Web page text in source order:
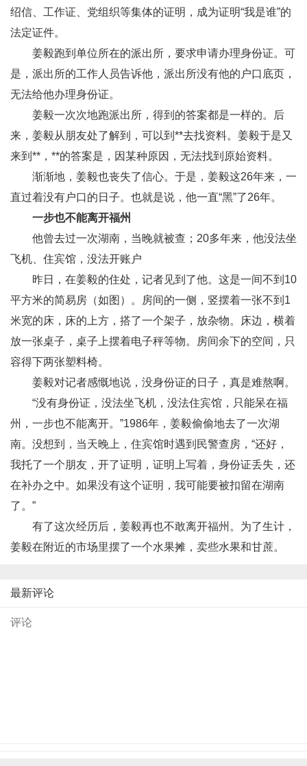
绍信、工作证、党组织等集体的证明，成为证明“我是谁”的
法定证件。
姜毅跑到单位所在的派出所，要求申请办理身份证。可
是，派出所的工作人员告诉他，派出所没有他的户口底页，
无法给他办理身份证。
姜毅一次次地跑派出所，得到的答案都是一样的。后
来，姜毅从朋友处了解到，可以到**去找资料。姜毅于是又
来到**，**的答案是，因某种原因，无法找到原始资料。
渐渐地，姜毅也丧失了信心。于是，姜毅这26年来，一
直过着没有户口的日子。也就是说，他一直“黑”了26年。
一步也不能离开福州
他曾去过一次湖南，当晚就被查；20多年来，他没法坐
飞机、住宾馆，没法开账户
昨日，在姜毅的住处，记者见到了他。这是一间不到10
平方米的简易房（如图）。房间的一侧，竖摆着一张不到1
米宽的床，床的上方，搭了一个架子，放杂物。床边，横着
放一张桌子，桌子上摆着电子秤等物。房间余下的空间，只
容得下两张塑料椅。
姜毅对记者感慨地说，没身份证的日子，真是难熬啊。
“没有身份证，没法坐飞机，没法住宾馆，只能呆在福
州，一步也不能离开。”1986年，姜毅偷偷地去了一次湖
南。没想到，当天晚上，住宾馆时遇到民警查房，“还好，
我托了一个朋友，开了证明，证明上写着，身份证丢失，还
在补办之中。如果没有这个证明，我可能要被扣留在湖南
了。”
有了这次经历后，姜毅再也不敢离开福州。为了生计，
姜毅在附近的市场里摆了一个水果摊，卖些水果和甘蔗。
最新评论